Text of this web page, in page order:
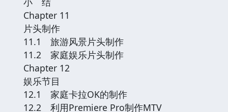
Chapter 11
片头制作
11.1 旅游风景片头制作
11.2 家庭娱乐片头制作
Chapter 12
娱乐节目
12.1 家庭卡拉OK的制作
12.2 利用Premiere Pro制作MTV